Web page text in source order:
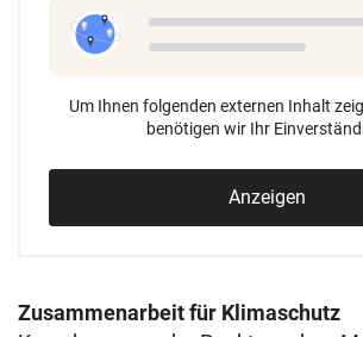
Um Ihnen folgenden externen Inhalt
benötigen wir Ihr
Anzeigen
Zusammenarbeit für Klimaschutz